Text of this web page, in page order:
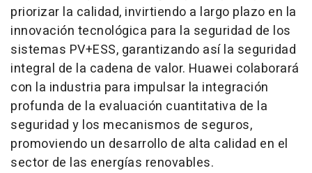
priorizar la calidad, invirtiendo a largo plazo en la
innovación tecnológica para la seguridad de los
sistemas PV+ESS, garantizando así la seguridad
integral de la cadena de valor. Huawei colaborará
con la industria para impulsar la integración
profunda de la evaluación cuantitativa de la
seguridad y los mecanismos de seguros,
promoviendo un desarrollo de alta calidad en el
sector de las energías renovables.